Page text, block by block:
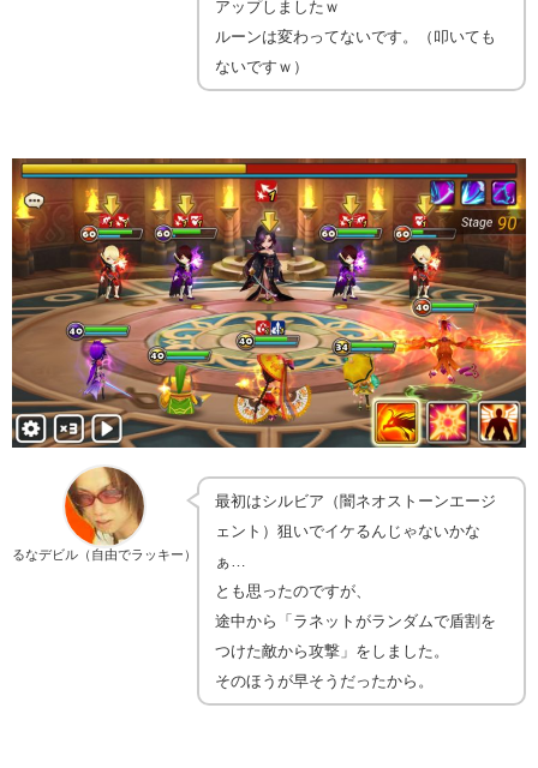
アップしましたｗ
ルーンは変わってないです。（叩いても
ないですｗ）
るなデビル（自由でラッキー）
最初はシルビア（闇ネオストーンエージ
ェント）狙いでイケるんじゃないかな
ぁ…
とも思ったのですが、
途中から「ラネットがランダムで盾割を
つけた敵から攻撃」をしました。
そのほうが早そうだったから。